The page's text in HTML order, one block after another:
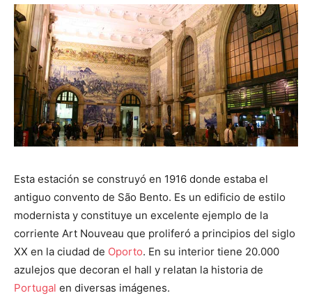
Esta estación se construyó en 1916 donde estaba el
antiguo convento de São Bento. Es un edificio de estilo
modernista y constituye un excelente ejemplo de la
corriente Art Nouveau que proliferó a principios del siglo
XX en la ciudad de Oporto. En su interior tiene 20.000
azulejos que decoran el hall y relatan la historia de
Portugal en diversas imágenes.